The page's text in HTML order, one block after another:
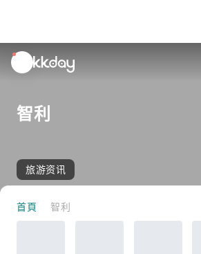
unread
notifications
智利
旅游资讯
首頁 智利